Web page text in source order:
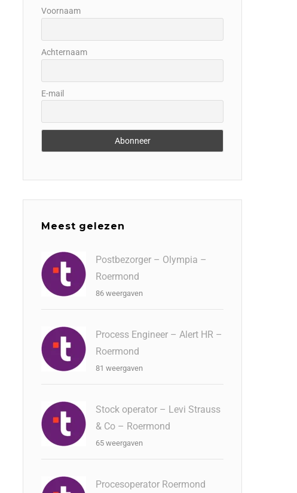
Voornaam
Achternaam
E-mail
Meest gelezen
Postbezorger – Olympia –
Roermond
86 weergaven
Process Engineer – Alert HR –
Roermond
81 weergaven
Stock operator – Levi Strauss
& Co – Roermond
65 weergaven
Procesoperator Roermond